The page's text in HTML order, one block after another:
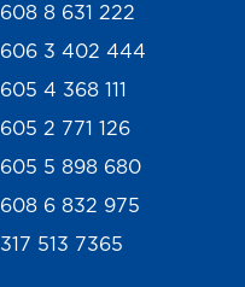
608 8 631 222
606 3 402 444
605 4 368 111
605 2 771 126
605 5 898 680
608 6 832 975
317 513 7365